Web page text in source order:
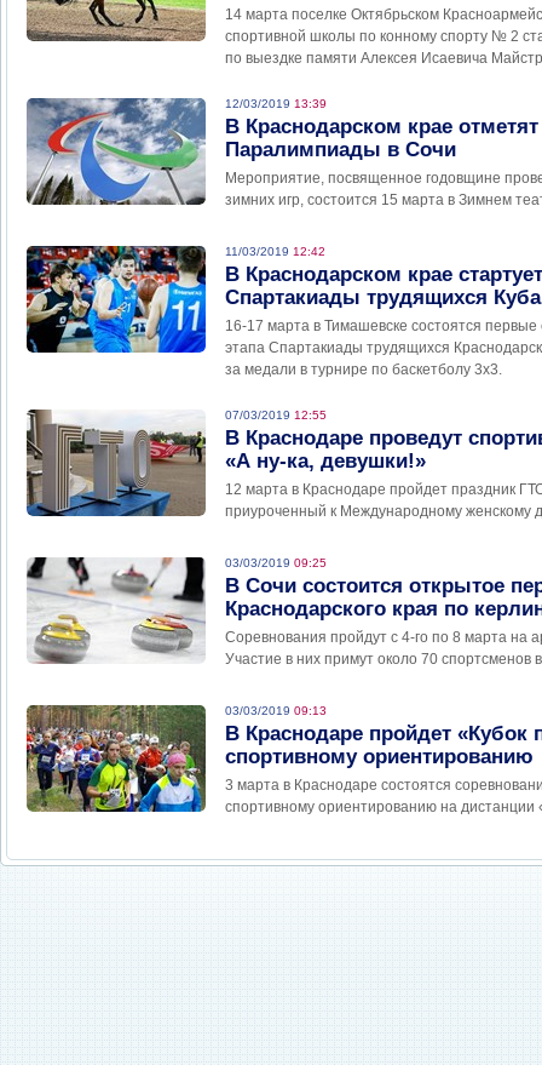
14 марта поселке Октябрьском
спортивной школы по конному спорту № 2
по выездке памяти Алексея Исаевича
12/03/2019 13:39
В Краснодарском крае
Паралимпиады в Сочи
Мероприятие, посвященное годовщине
зимних игр, состоится 15 марта в Зимнем
11/03/2019 12:42
В Краснодарском крае
Спартакиады трудящихся
16-17 марта в Тимашевске состоятся
этапа Спартакиады трудящихся
за медали в турнире по баскетболу 3х3.
07/03/2019 12:55
В Краснодаре проведут
«А ну-ка, девушки!»
12 марта в Краснодаре пройдет праздник
приуроченный к Международному женскому
03/03/2019 09:25
В Сочи состоится открытое
Краснодарского края по
Соревнования пройдут с 4-го по 8 марта на
Участие в них примут около 70 спортсменов
03/03/2019 09:13
В Краснодаре пройдет «Кубок
спортивному ориентированию
3 марта в Краснодаре состоятся
спортивному ориентированию на дистанции